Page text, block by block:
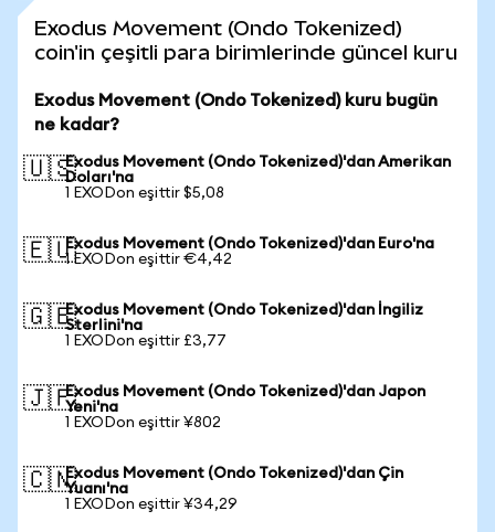
Exodus Movement (Ondo Tokenized)
coin'in çeşitli para birimlerinde güncel kuru
Exodus Movement (Ondo Tokenized) kuru bugün
ne kadar?
🇺🇸Exodus Movement (Ondo Tokenized)'dan Amerikan
Doları'na
1 EXODon eşittir $5,08
🇪🇺Exodus Movement (Ondo Tokenized)'dan Euro'na
1 EXODon eşittir €4,42
🇬🇧Exodus Movement (Ondo Tokenized)'dan İngiliz
Sterlini'na
1 EXODon eşittir £3,77
🇯🇵Exodus Movement (Ondo Tokenized)'dan Japon
Yeni'na
1 EXODon eşittir ¥802
🇨🇳Exodus Movement (Ondo Tokenized)'dan Çin
Yuanı'na
1 EXODon eşittir ¥34,29